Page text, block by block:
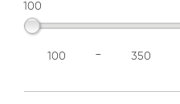
100
-